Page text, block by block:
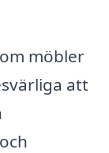
möbler
att